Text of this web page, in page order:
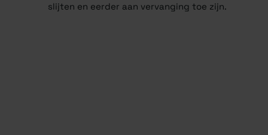
slijten en eerder aan vervanging toe zijn.